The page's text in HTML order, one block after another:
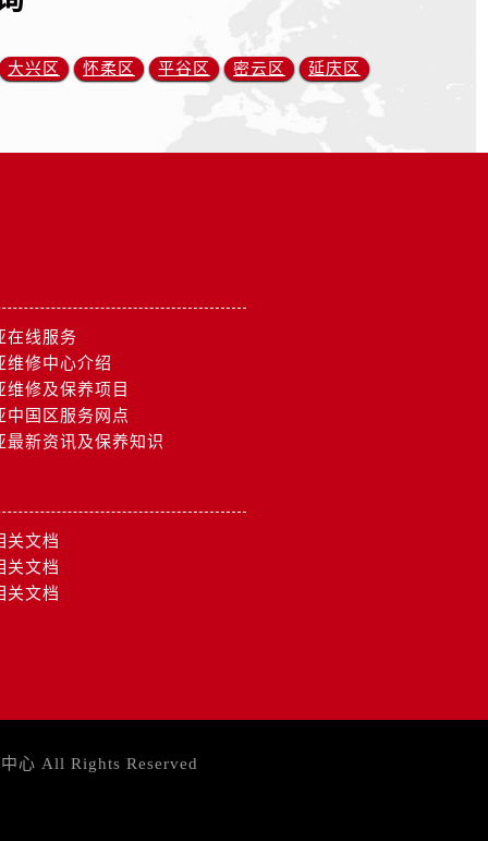
大兴区 怀柔区 平谷区 密云区 延庆区
在线服务
维修中心介绍
维修及保养项目
中国区服务网点
最新资讯及保养知识
关文档
关文档
关文档
心 All Rights Reserved